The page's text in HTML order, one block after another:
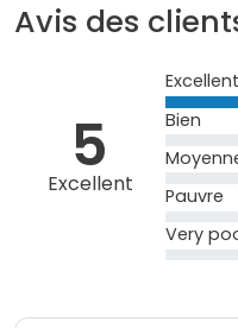
Avis des
5
Excellent
Excellent
Bien
Pauvre
Very